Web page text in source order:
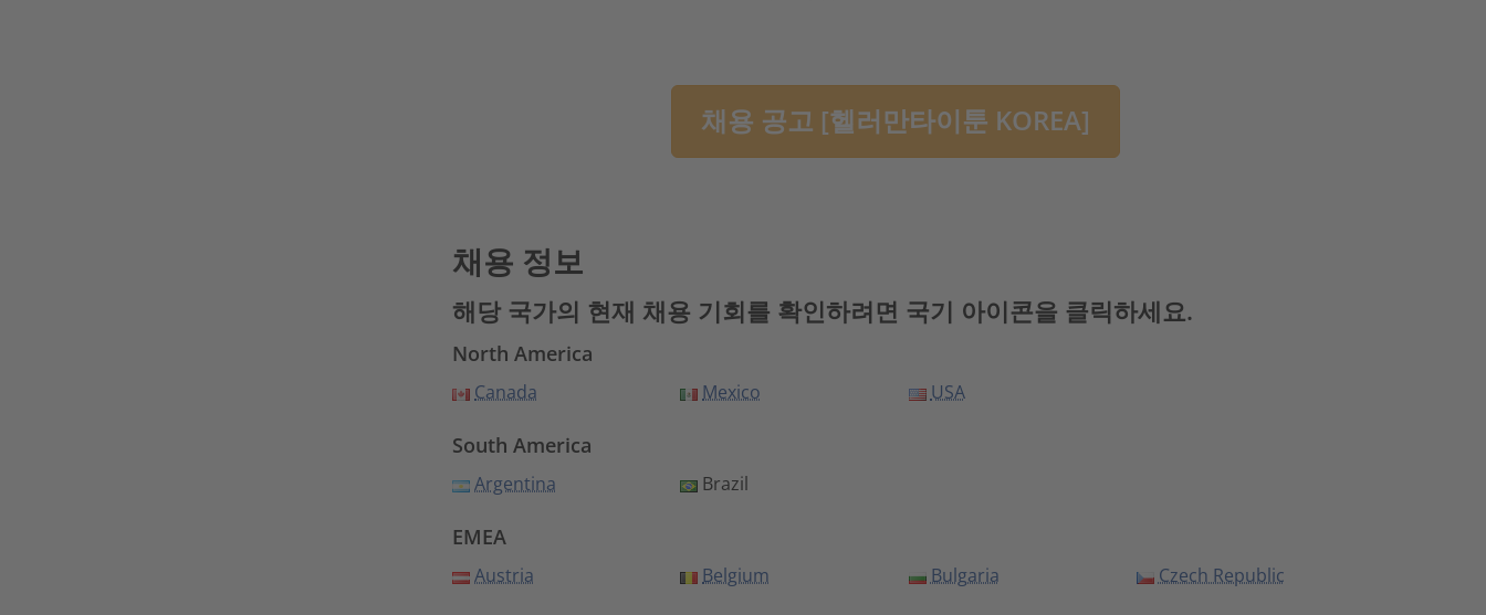
채용 공고 [헬러만타이툰 KOREA]
채용 정보
해당 국가의 현재 채용 기회를 확인하려면 국기 아이콘을 클릭하세요.
North America
Canada Mexico USA
South America
Argentina Brazil
EMEA
Austria Belgium Bulgaria Czech Republic